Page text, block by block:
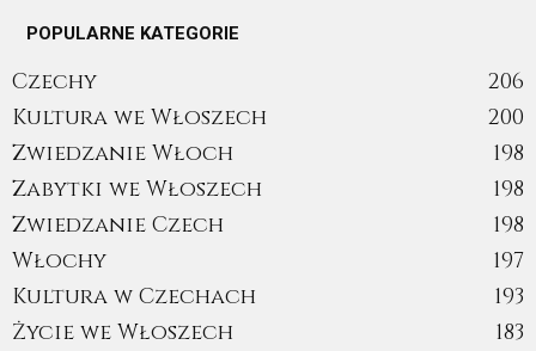
POPULARNE KATEGORIE
Czechy
206
Kultura we Włoszech
200
Zwiedzanie Włoch
198
Zabytki we Włoszech
198
Zwiedzanie Czech
198
Włochy
197
Kultura w Czechach
193
Życie we Włoszech
183